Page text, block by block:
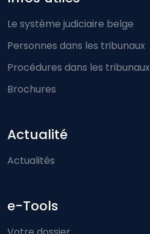
Le système judiciaire belge
Personnes dans les tribunaux
Procédures dans les tribunaux
Brochures
Actualité
Actualités
e-Tools